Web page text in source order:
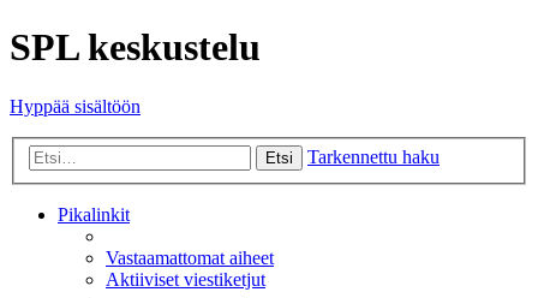
SPL keskustelu
Hyppää sisältöön
Etsi Tarkennettu haku
Pikalinkit
Vastaamattomat aiheet
Aktiiviset viestiketjut